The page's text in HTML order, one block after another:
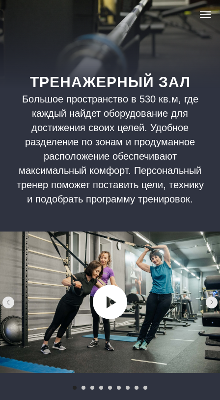
ТРЕНАЖЕРНЫЙ ЗАЛ
Большое пространство в 530 кв.м, где
каждый найдет оборудование для
достижения своих целей. Удобное
разделение по зонам и продуманное
расположение обеспечивают
максимальный комфорт. Персональный
тренер поможет поставить цели, технику
и подобрать программу тренировок.